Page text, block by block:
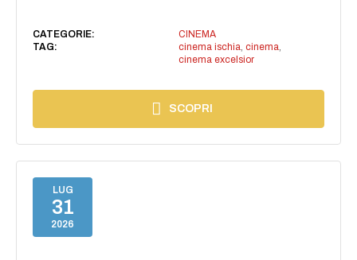
CATEGORIE:
CINEMA
TAG:
cinema ischia cinema
cinema excelsior
SCOPRI
LUG
31
2026